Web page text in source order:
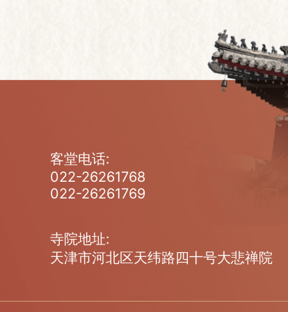
客堂电话:
022-26261768
022-26261769
寺院地址:
天津市河北区天纬路四十号大悲禅院